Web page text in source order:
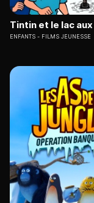
Tintin et le lac
ENFANTS FILMS JEUNESSE